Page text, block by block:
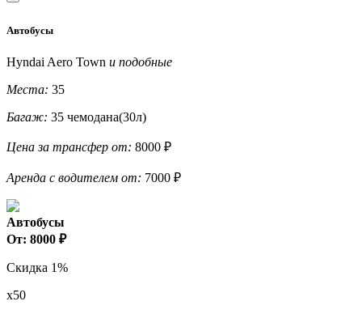
Автобусы
Hyndai Aero Town и подобные
Места: 35
Багаж: 35 чемодана(30л)
Цена за трансфер от: 8000 ₽
Аренда с водителем от: 7000 ₽
Автобусы
От: 8000 ₽
Скидка 1%
x50